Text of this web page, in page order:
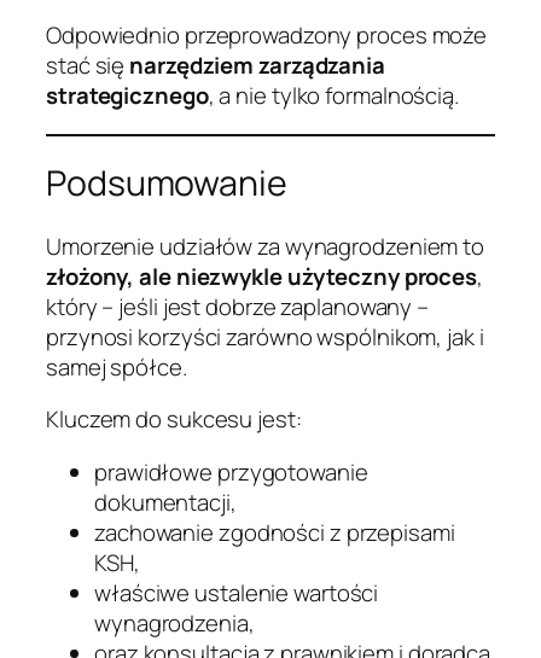
Odpowiednio przeprowadzony proces może
stać się narzędziem zarządzania
strategicznego, a nie tylko formalnością.
Podsumowanie
Umorzenie udziałów za wynagrodzeniem to
złożony, ale niezwykle użyteczny proces,
który – jeśli jest dobrze zaplanowany –
przynosi korzyści zarówno wspólnikom, jak i
samej spółce.
Kluczem do sukcesu jest:
prawidłowe przygotowanie
dokumentacji,
zachowanie zgodności z przepisami
KSH,
właściwe ustalenie wartości
wynagrodzenia,